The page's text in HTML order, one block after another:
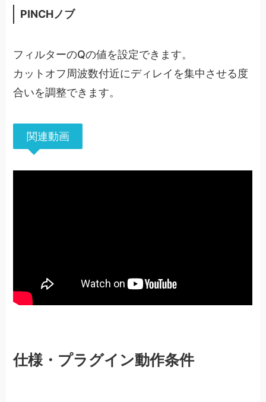
PINCHノブ
フィルターのQの値を設定できます。
カットオフ周波数付近にディレイを集中させる度
合いを調整できます。
関連動画
仕様・プラグイン動作条件